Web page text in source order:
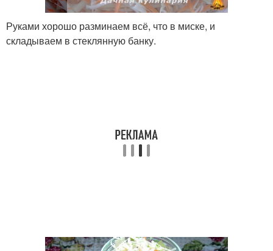
Руками хорошо разминаем всё, что в миске, и
складываем в стеклянную банку.